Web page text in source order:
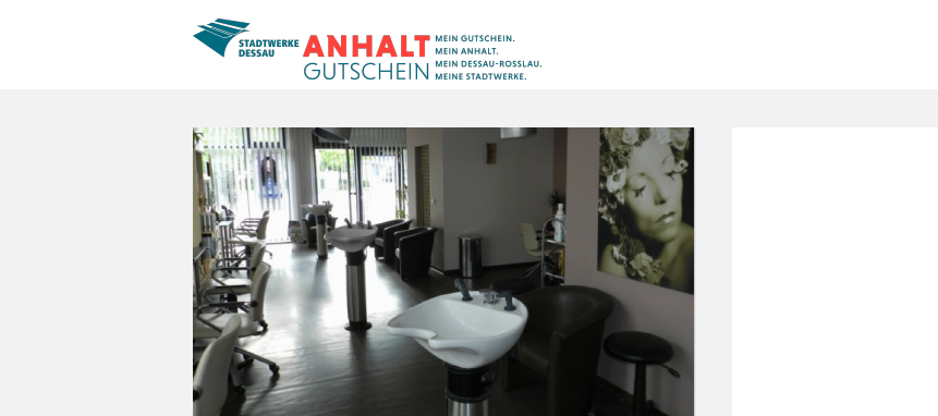
We use cookies and other technologies on our website. Some of these are
essential, while others help us to improve this website and your
experience. Personal data can be processed (e.g. IP addresses), e.g. B. for
personalized ads and content or ad and content measurement. You can
find more information about the use of your data in our
declaration. You can revoke or adjust your selection at any time under
Settings.
Only essential